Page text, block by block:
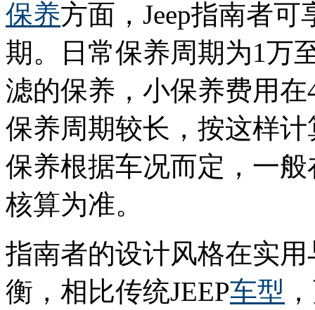
保养方面，Jeep指南者
期。日常保养周期为1万
滤的保养，小保养费用在
保养周期较长，按这样
保养根据车况而定，一
核算为准。
指南者的设计风格在实
衡，相比传统JEEP车型